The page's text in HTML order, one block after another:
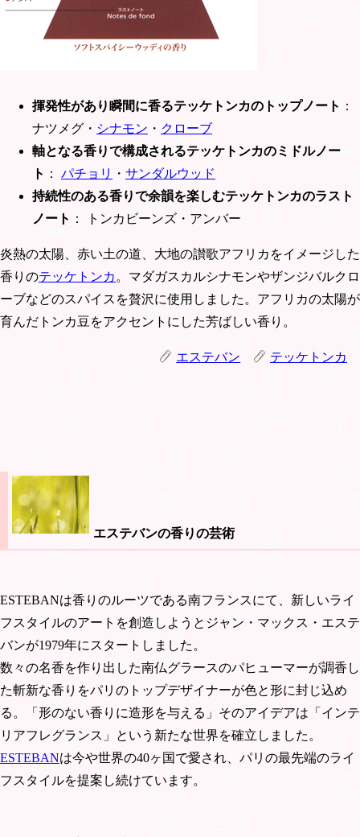
揮発性があり瞬間に香るテッケトンカのトップノート ：
ナツメグ・ シナモン ・ クローブ
軸となる香りで構成されるテッケトンカのミドルノー
ト ： パチョリ ・ サンダルウッド
持続性のある香りで余韻を楽しむテッケトンカのラスト
ノート ： トンカビーンズ・アンバー
炎熱の太陽、赤い土の道、大地の讃歌アフリカをイメージした
香りのテッケトンカ 。マダガスカルシナモンやザンジバルクロ
ーブなどのスパイスを贅沢に使用しました。アフリカの太陽が
育んだトンカ豆をアクセントにした芳ばしい香り。
エステバン テッケトンカ
エステバンの香りの芸術
ESTEBANは香りのルーツである南フランスにて、新しいライ
フスタイルのアートを創造しようとジャン・マックス・エステ
バンが1979年にスタートしました。
数々の名香を作り出した南仏グラースのパヒューマーが調香し
た斬新な香りをパリのトップデザイナーが色と形に封じ込め
る。「形のない香りに造形を与える」そのアイデアは「インテ
リアフレグランス」という新たな世界を確立しました。
ESTEBANは今や世界の40ヶ国で愛され、パリの最先端のライ
フスタイルを提案し続けています。